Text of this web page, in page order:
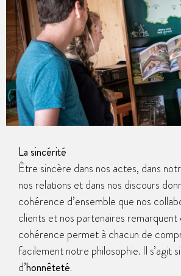
La sincérité
Être sincère dans nos actes, dans
nos relations et dans nos discours
cohérence d’ensemble que nos
clients et nos partenaires remarquent
cohérence permet à chacun de
facilement notre philosophie. Il s’agit
d’honnêteté.